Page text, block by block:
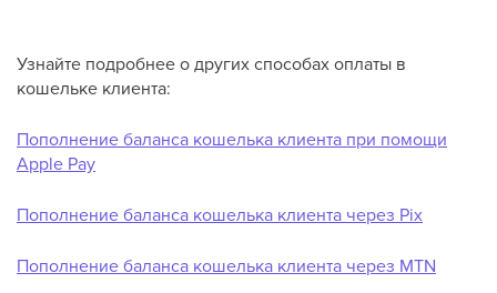
Узнайте подробнее о других способах оплаты в
кошельке клиента:
Пополнение баланса кошелька клиента при помощи
Apple Pay
Пополнение баланса кошелька клиента через Pix
Пополнение баланса кошелька клиента через MTN